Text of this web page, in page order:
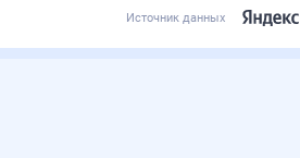
Источник данных